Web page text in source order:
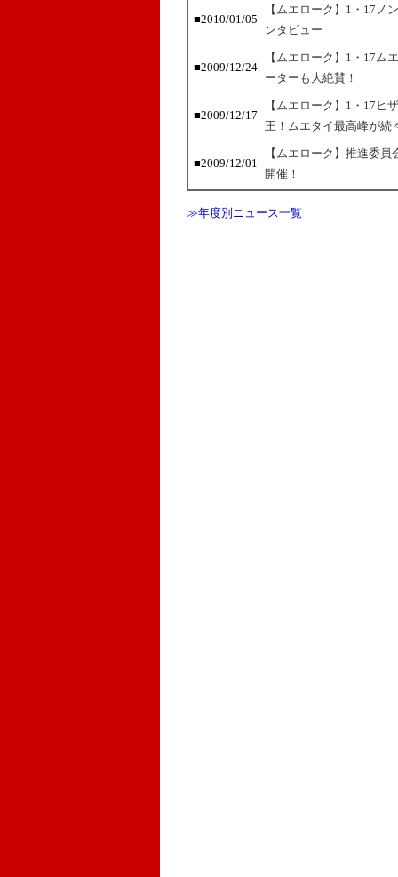
■2010/01/05
【ムエローク】1・17ノ
ンタビュー
■2009/12/24
【ムエローク】1・17ム
ーターも大絶賛！
■2009/12/17
【ムエローク】1・17ヒ
王！ムエタイ最高峰が続
■2009/12/01
【ムエローク】推進委
開催！
≫年度別ニュース一覧